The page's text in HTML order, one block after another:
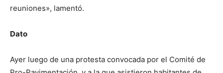
reuniones», lamentó.
Dato
Ayer luego de una protesta convocada por el Comité de